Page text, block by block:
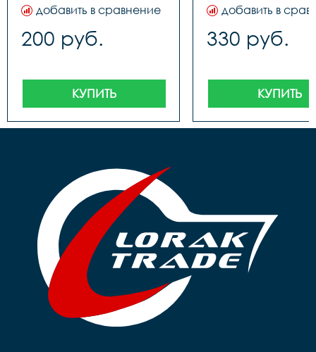
добавить в сравнение
200 руб.
КУПИТЬ
добавить в
330 руб.
КУПИТЬ